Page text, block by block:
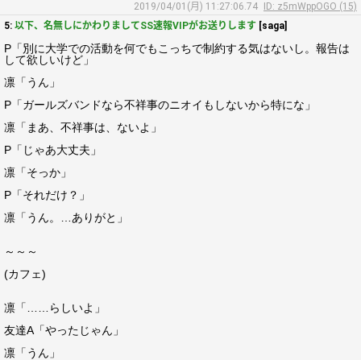
2019/04/01(月) 11:27:06.74
ID: z5mWppOGO (15)
5: 以下、名無しにかわりましてSS速報VIPがお送りします [saga]
P「別に大学での活動を何でもこっちで制約する気はないし。報告は
して欲しいけど」
凛「うん」
P「ガールズバンドなら不祥事のニオイもしないから特にな」
凛「まあ、不祥事は、ないよ」
P「じゃあ大丈夫」
凛「そっか」
P「それだけ？」
凛「うん。…ありがと」
～～～
(カフェ)
凛「……らしいよ」
友達A「やったじゃん」
凛「うん」